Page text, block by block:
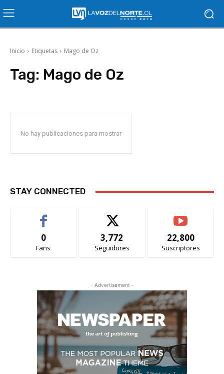
Inicio Etiquetas Mago de Oz
Tag: Mago de Oz
No hay publicaciones para mostrar
STAY CONNECTED
0
Fans
3,772
Seguidores
22,800
Suscriptores
- Advertisement -